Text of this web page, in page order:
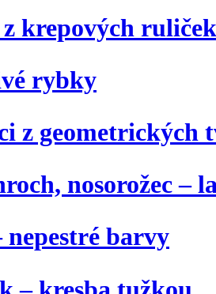
krepových ruliček
rybky
z geometrických
nosorožec –
nepestré barvy